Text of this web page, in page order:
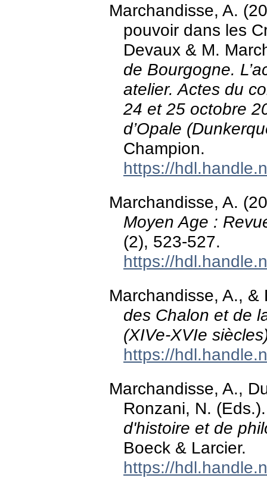
Marchandisse, A.
pouvoir dans les
Devaux & M.
de Bourgogne.
atelier. Actes du
24 et 25 octobre
d’Opale
Champion.
https://
Marchandisse, A.
Moyen Age :
(2), 523-527.
https://
Marchandisse, A.,
des Chalon et de
(XIVe-XVIe
https://
Marchandisse, A.,
Ronzani, N.
d'histoire et de
Boeck & Larcier.
https://